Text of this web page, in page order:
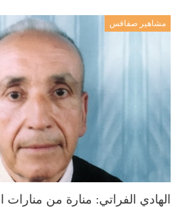
مشاهير صفاقس
الهادي الفراتي: منارة من منارات